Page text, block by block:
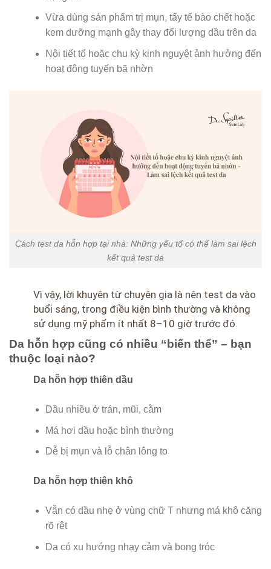
Vừa dùng sản phẩm trị mụn, tẩy tế bào chết hoặc
kem dưỡng mạnh gây thay đổi lượng dầu trên da
Nội tiết tố hoặc chu kỳ kinh nguyệt ảnh hưởng đến
hoạt động tuyến bã nhờn
Cách test da hỗn hợp tại nhà: Những yếu tố có thể làm sai lệch
kết quả test da
Vì vậy, lời khuyên từ chuyên gia là nên test da vào
buổi sáng, trong điều kiện bình thường và không
sử dụng mỹ phẩm ít nhất 8–10 giờ trước đó.
Da hỗn hợp cũng có nhiều “biến thể” – bạn
thuộc loại nào?
Da hỗn hợp thiên dầu
Dầu nhiều ở trán, mũi, cằm
Má hơi dầu hoặc bình thường
Dễ bị mụn và lỗ chân lông to
Da hỗn hợp thiên khô
Vẫn có dầu nhẹ ở vùng chữ T nhưng má khô căng
rõ rệt
Da có xu hướng nhạy cảm và bong tróc